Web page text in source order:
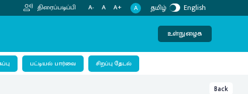
திரைப்படிப்பி A- A A+ A தமிழ் English
உள்நுழைக
பட்டியல் பார்வை சிறப்பு தேடல்
Back